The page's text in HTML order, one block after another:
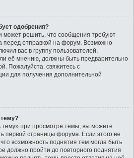
одобрения?
может решить, что сообщения требуют
перед отправкой на форум. Возможно
вас в группу пользователей,
её мнению, должны быть предварительно
Пожалуйста, свяжитесь с
для получения дополнительной
тему» при просмотре темы, вы можете
первой страницы форума. Если этого не
возможность поднятия тем могла быть
должно пройти до повторного поднятия